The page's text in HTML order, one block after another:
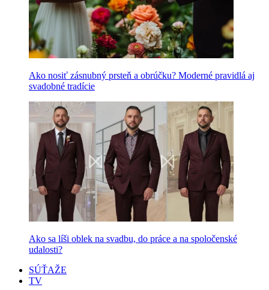
Ako nosiť zásnubný prsteň a obrúčku? Moderné pravidlá aj
svadobné tradície
Ako sa líši oblek na svadbu, do práce a na spoločenské
udalosti?
SÚŤAŽE
TV